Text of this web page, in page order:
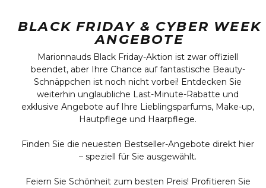
BLACK FRIDAY & CYBER WEEK
ANGEBOTE
Marionnauds Black Friday-Aktion ist zwar offiziell
beendet, aber Ihre Chance auf fantastische Beauty-
Schnäppchen ist noch nicht vorbei! Entdecken Sie
weiterhin unglaubliche Last-Minute-Rabatte und
exklusive Angebote auf Ihre Lieblingsparfums, Make-up,
Hautpflege und Haarpflege.
Finden Sie die neuesten Bestseller-Angebote direkt hier
– speziell für Sie ausgewählt.
Feiern Sie Schönheit zum besten Preis! Profitieren Sie